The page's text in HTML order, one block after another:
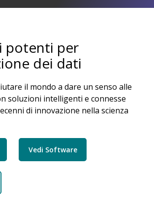
potenti per
dei dati
il mondo a dare un senso alle
soluzioni intelligenti e connesse
di innovazione nella scienza
Vedi Software